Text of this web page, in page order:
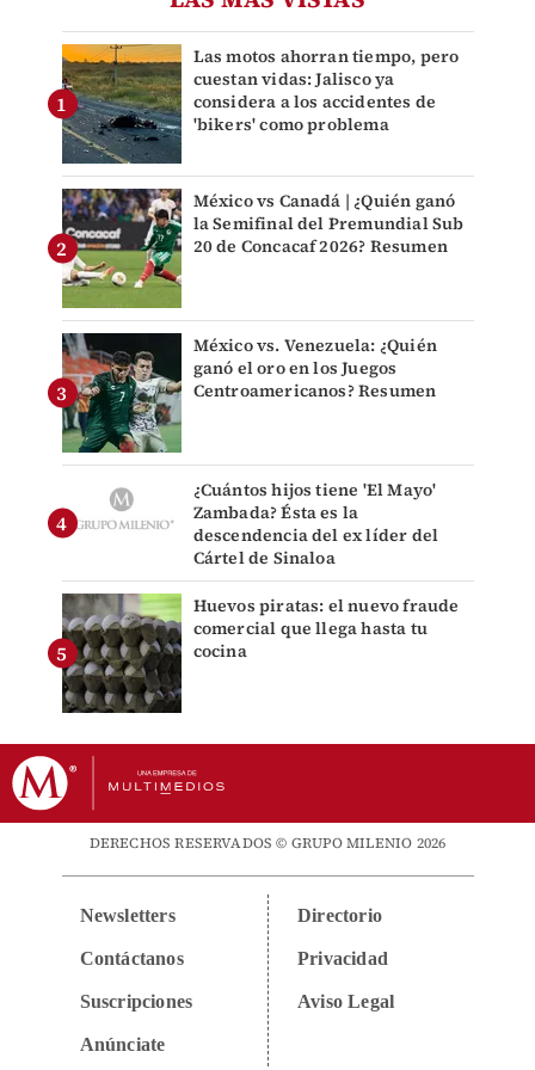
Las motos ahorran tiempo, pero
cuestan vidas: Jalisco ya
considera a los accidentes de
'bikers' como problema
México vs Canadá | ¿Quién ganó
la Semifinal del Premundial Sub
20 de Concacaf 2026? Resumen
México vs. Venezuela: ¿Quién
ganó el oro en los Juegos
Centroamericanos? Resumen
¿Cuántos hijos tiene 'El Mayo'
Zambada? Ésta es la
descendencia del ex líder del
Cártel de Sinaloa
Huevos piratas: el nuevo fraude
comercial que llega hasta tu
cocina
DERECHOS RESERVADOS © GRUPO MILENIO 2026
Newsletters
Contáctanos
Suscripciones
Anúnciate
Directorio
Privacidad
Aviso Legal